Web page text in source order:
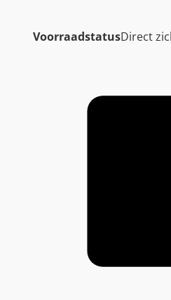
VoorraadstatusDirect